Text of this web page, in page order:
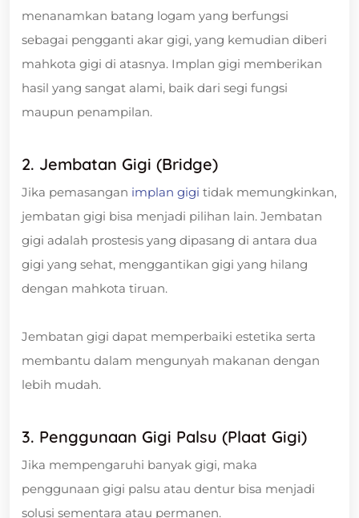
menanamkan batang logam yang berfungsi
sebagai pengganti akar gigi, yang kemudian diberi
mahkota gigi di atasnya. Implan gigi memberikan
hasil yang sangat alami, baik dari segi fungsi
maupun penampilan.
2. Jembatan Gigi (Bridge)
Jika pemasangan implan gigi tidak memungkinkan,
jembatan gigi bisa menjadi pilihan lain. Jembatan
gigi adalah prostesis yang dipasang di antara dua
gigi yang sehat, menggantikan gigi yang hilang
dengan mahkota tiruan.
Jembatan gigi dapat memperbaiki estetika serta
membantu dalam mengunyah makanan dengan
lebih mudah.
3. Penggunaan Gigi Palsu (Plaat Gigi)
Jika mempengaruhi banyak gigi, maka
penggunaan gigi palsu atau dentur bisa menjadi
solusi sementara atau permanen.